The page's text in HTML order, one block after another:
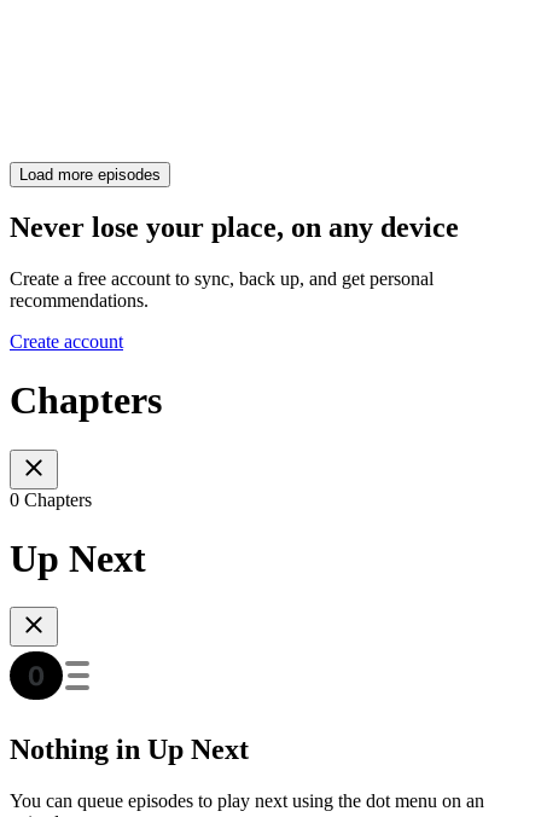
Load more episodes
Never lose your place, on any device
Create a free account to sync, back up, and get personal
recommendations.
Create account
Chapters
0 Chapters
Up Next
Nothing in Up Next
You can queue episodes to play next using the dot menu on an